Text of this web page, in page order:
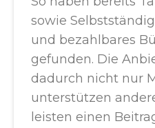
sowie
und bezahlbares
gefunden. Die
dadurch nicht nur
unterstützen
leisten einen